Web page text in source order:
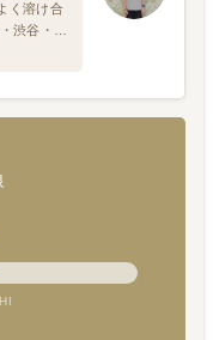
く溶け合
渋谷・上